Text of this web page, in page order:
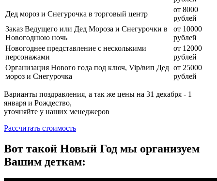
Дед мороз и Снегурочка в торговый центр
от 8000
рублей
Заказ Ведущего или Дед Мороза и Снегурочки в
Новогоднюю ночь
от 10000
рублей
Новогоднее представление с несколькими
персонажами
от 12000
рублей
Организация Нового года под ключ, Vip/вип Дед
мороз и Снегурочка
от 25000
рублей
Варианты поздравления, а так же цены на 31 декабря - 1
января и Рождество,
уточняйте у наших менеджеров
Рассчитать стоимость
Вот такой Новый Год мы организуем
Вашим деткам: